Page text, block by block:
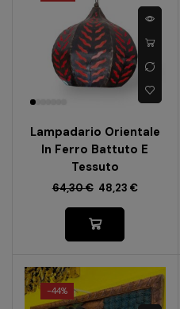
Lampadario Orientale
In Ferro Battuto E
Tessuto
64,30€ 48,23 €
-44%